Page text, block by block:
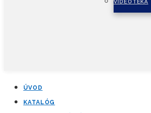
VIDEOTÉKA
ÚVOD
KATALÓG